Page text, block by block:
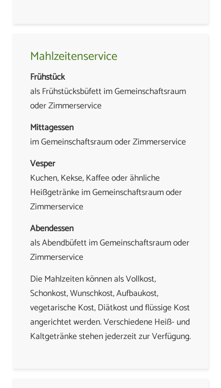
Mahlzeitenservice
Frühstück
als Frühstücksbüfett im Gemeinschaftsraum
oder Zimmerservice
Mittagessen
im Gemeinschaftsraum oder Zimmerservice
Vesper
Kuchen, Kekse, Kaffee oder ähnliche
Heißgetränke im Gemeinschaftsraum oder
Zimmerservice
Abendessen
als Abendbüfett im Gemeinschaftsraum oder
Zimmerservice
Die Mahlzeiten können als Vollkost,
Schonkost, Wunschkost, Aufbaukost,
vegetarische Kost, Diätkost und flüssige Kost
angerichtet werden. Verschiedene Heiß- und
Kaltgetränke stehen jederzeit zur Verfügung.